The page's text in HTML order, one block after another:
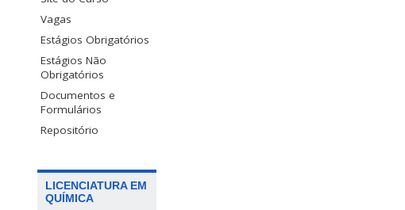
Vagas
Estágios Obrigatórios
Estágios Não
Obrigatórios
Documentos e
Formulários
Repositório
LICENCIATURA EM
QUÍMICA